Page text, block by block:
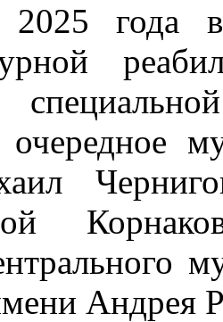
2025 года
очередное
Андрея